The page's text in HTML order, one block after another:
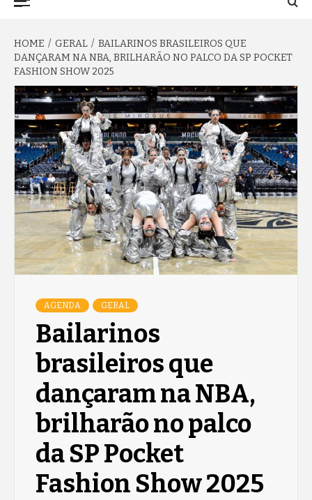
HOME GERAL
BAILARINOS BRASILEIROS QUE
DANÇARAM NA NBA, BRILHARÃO NO PALCO DA SP POCKET
FASHION SHOW 2025
AGENDA GERAL
Bailarinos
brasileiros que
dançaram na NBA,
brilharão no palco
da SP Pocket
Fashion Show 2025